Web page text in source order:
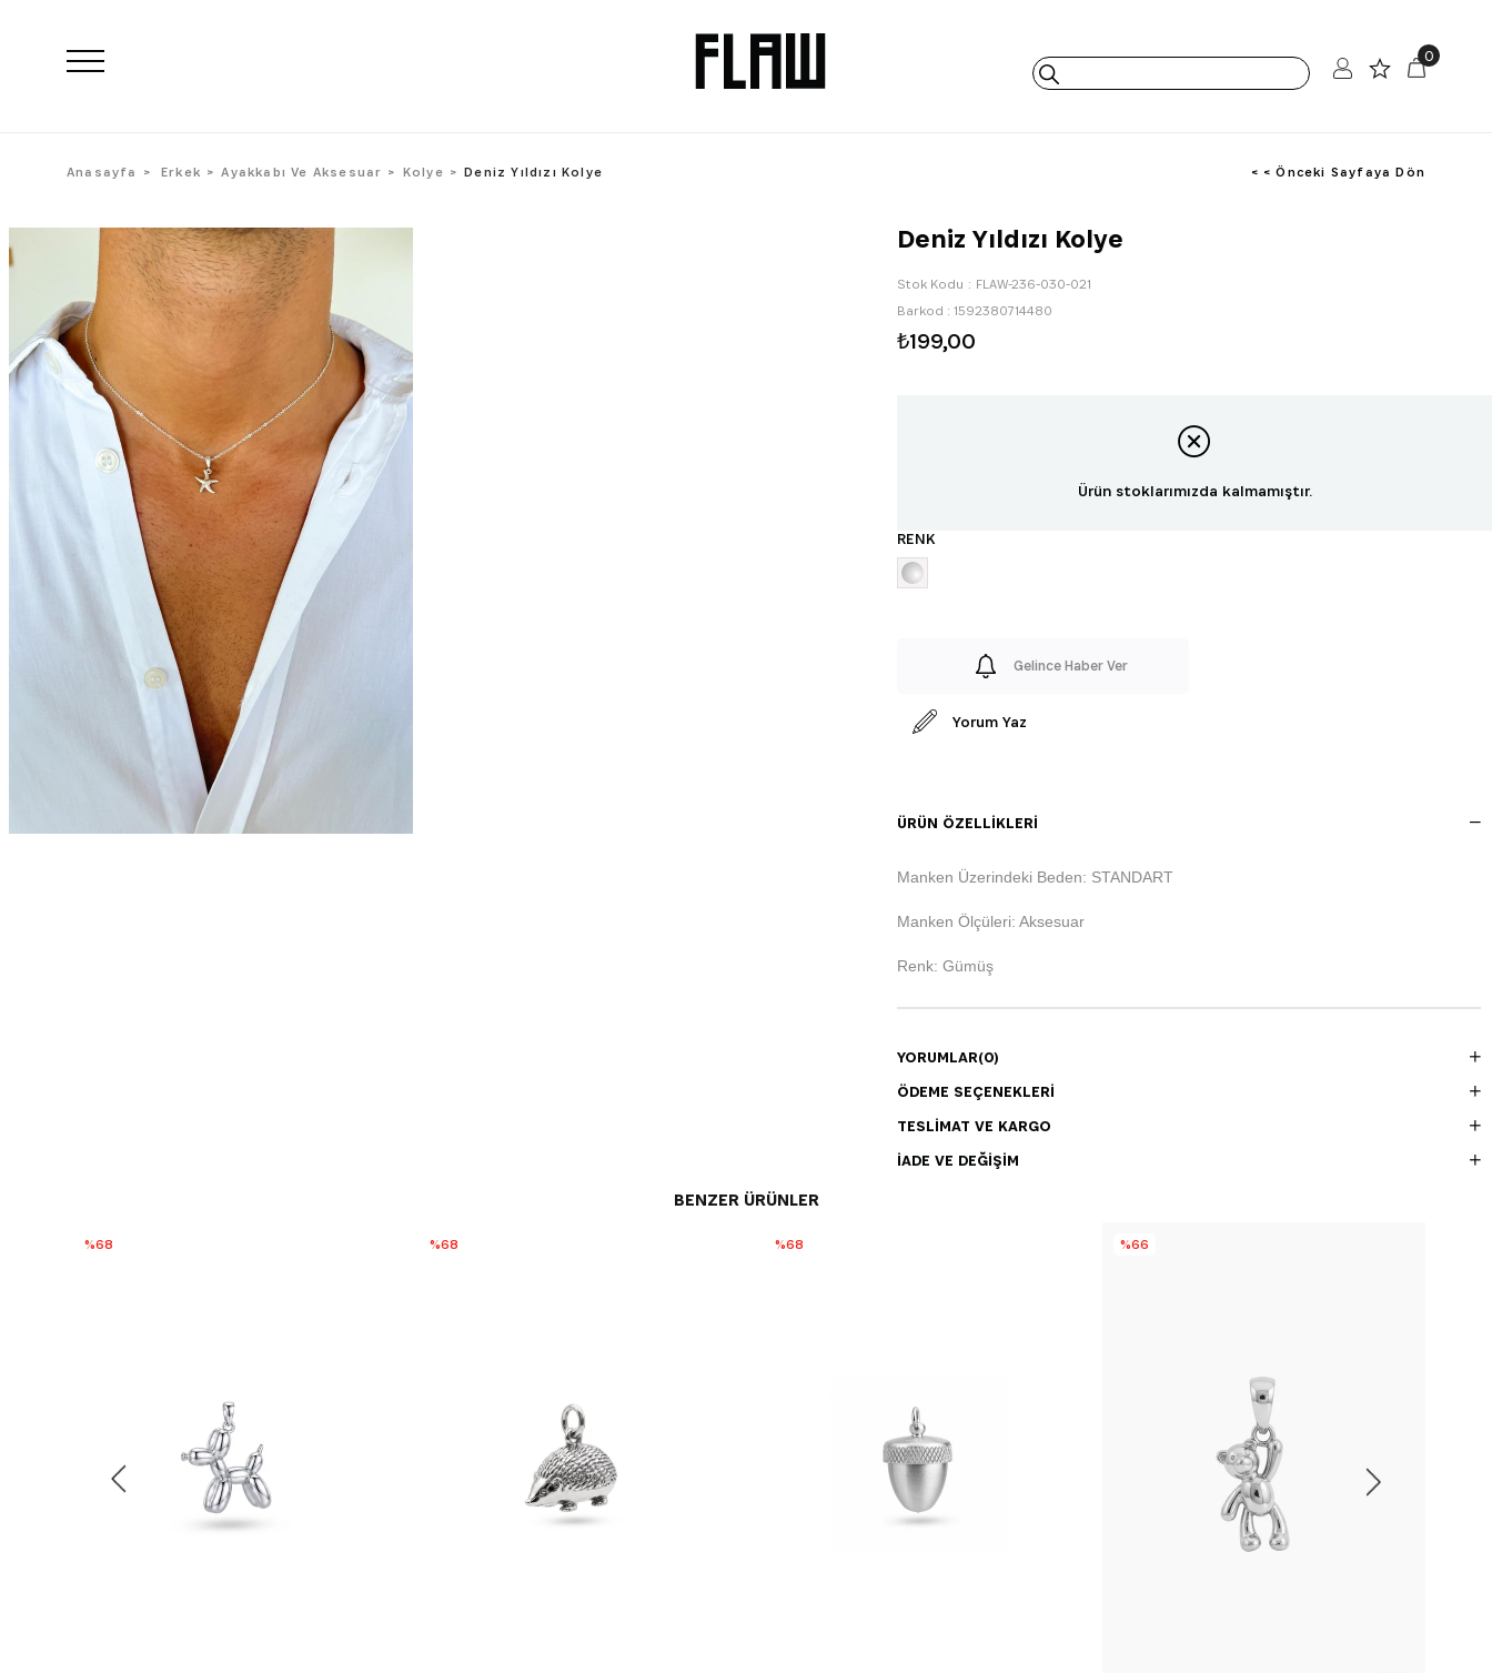
0
Anasayfa Erkek Ayakkabı Ve Aksesuar Kolye Deniz Yıldızı Kolye < < Önceki Sayfaya Dön
Deniz Yıldızı Kolye
Stok Kodu
FLAW-236-030-021
Barkod : 1592380714480
₺199,00
Ürün stoklarımızda kalmamıştır.
RENK
Gelince Haber Ver
Yorum Yaz
ÜRÜN ÖZELLIKLERI
Manken Üzerindeki Beden: STANDART
Manken Ölçüleri: Aksesuar
Renk: Gümüş
YORUMLAR(0)
ÖDEME SEÇENEKLERI
TESLIMAT VE KARGO
İADE VE DEĞIŞIM
BENZER ÜRÜNLER
%68 %68 %68 %66